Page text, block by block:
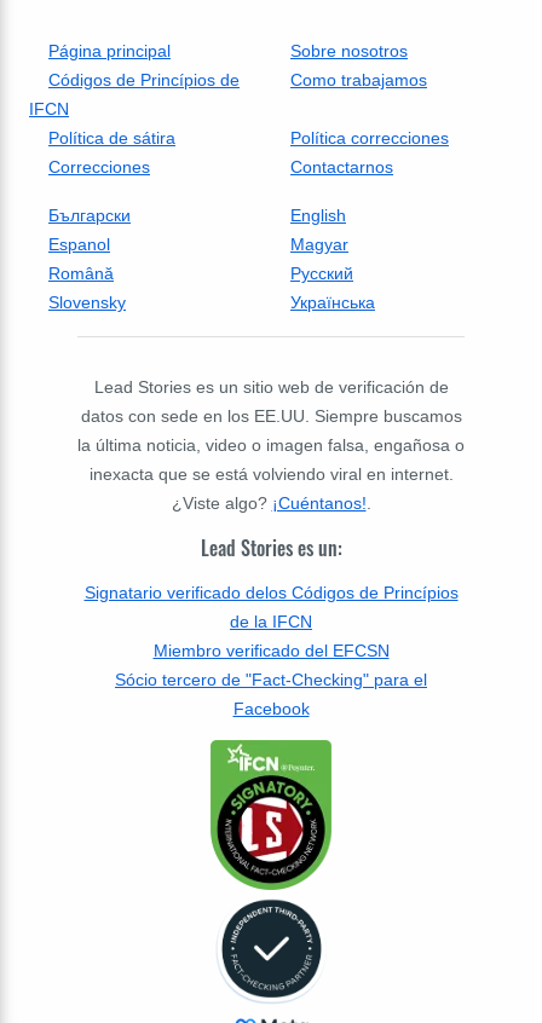
Página principal
Sobre nosotros
Códigos de Princípios de
IFCN
Como trabajamos
Política de sátira
Política correcciones
Correcciones
Contactarnos
Български
English
Espanol
Magyar
Română
Русский
Slovensky
Українська
Lead Stories es un sitio web de verificación de
datos con sede en los EE.UU. Siempre buscamos
la última noticia, video o imagen falsa, engañosa o
inexacta que se está volviendo viral en internet.
¿Viste algo? ¡Cuéntanos!
Lead Stories es un:
Signatario verificado delos Códigos de Princípios
de la IFCN
Miembro verificado del EFCSN
Sócio tercero de "Fact-Checking" para el
Facebook